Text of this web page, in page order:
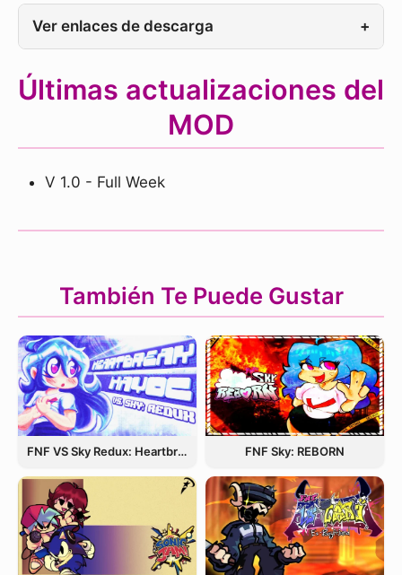
Ver enlaces de descarga +
Últimas actualizaciones del
MOD
V 1.0 - Full Week
También Te Puede Gustar
FNF VS Sky Redux: Heartbreak Havoc FNF Sky: REBORN